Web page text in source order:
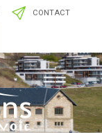
CONTACT